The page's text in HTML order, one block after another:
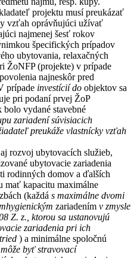
projektu musí preukázať
vzťah oprávňujúci užívať
najmenej šesť rokov
špecifických prípadov
ubytovania, relaxačných
ŽoNFP (projekte) v prípade
najneskôr pred
prípade investícií do objektov sa
pri podaní prvej ŽoP
vydané stavebné
zariadení súvisiacich
preukáže vlastnícky vzťah
rozvoj ubytovacích služieb,
ubytovacie zariadenia
rodinných domov a ďalších
mať kapacitu maximálne
(každá s maximálne dvomi
hygienickým zariadením v zmysle
Z. z., ktorou sa ustanovujú
zariadenia pri ich
) a minimálne spoločnú
môže byť stravovací